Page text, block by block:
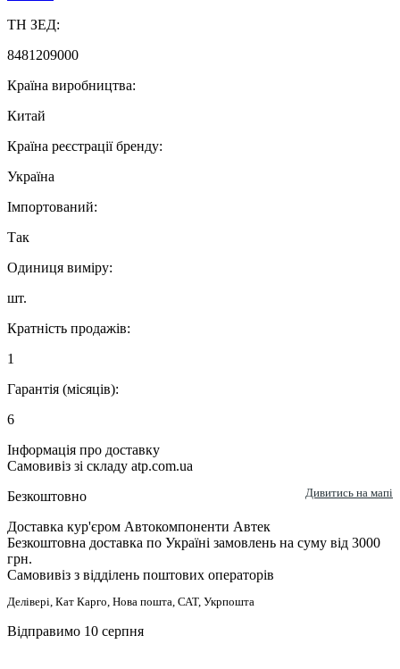
ТН ЗЕД:
8481209000
Країна виробництва:
Китай
Країна реєстрації бренду:
Україна
Імпортований:
Так
Одиниця виміру:
шт.
Кратність продажів:
1
Гарантія (місяців):
6
Інформація про доставку
Самовивіз зі складу atp.com.ua
Безкоштовно
Дивитись на мапі
Доставка кур'єром Автокомпоненти Автек
Безкоштовна доставка по Україні замовлень на суму від 3000
грн.
Самовивіз з відділень поштових операторів
Делівері, Кат Карго, Нова пошта, САТ, Укрпошта
Відправимо 10 серпня